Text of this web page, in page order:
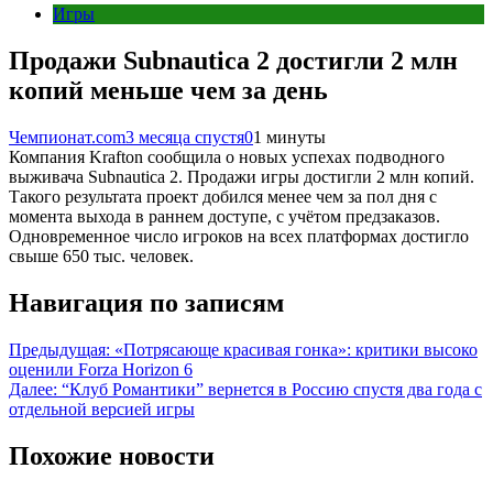
Игры
Продажи Subnautica 2 достигли 2 млн
копий меньше чем за день
Чемпионат.com3 месяца спустя01 минуты
Компания Krafton сообщила о новых успехах подводного
выживача Subnautica 2. Продажи игры достигли 2 млн копий.
Такого результата проект добился менее чем за пол дня с
момента выхода в раннем доступе, с учётом предзаказов.
Одновременное число игроков на всех платформах достигло
свыше 650 тыс. человек.
Навигация по записям
Предыдущая: «Потрясающе красивая гонка»: критики высоко
оценили Forza Horizon 6
Далее: “Клуб Романтики” вернется в Россию спустя два года с
отдельной версией игры
Похожие новости